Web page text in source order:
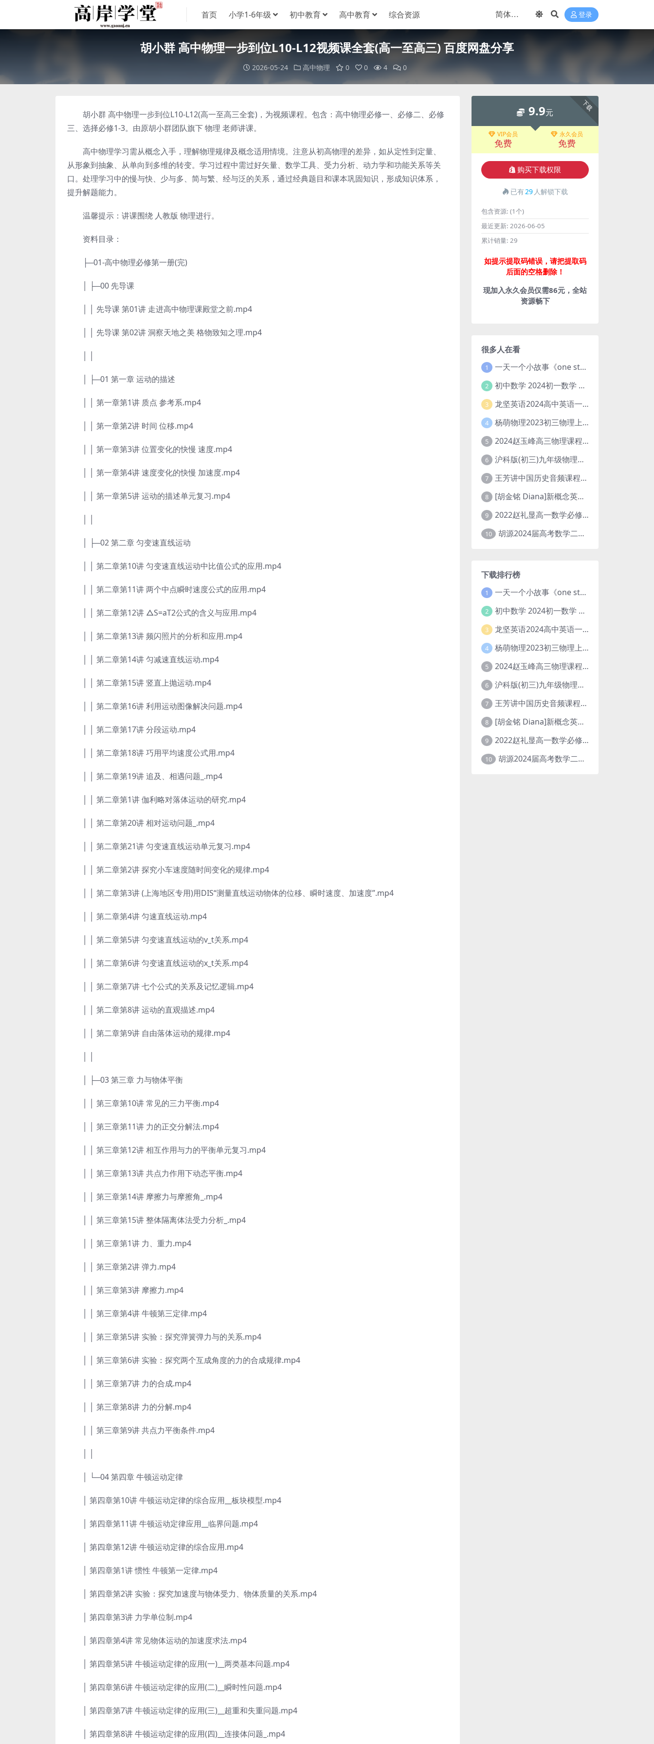
首页 小学1-6年级 初中教育 高中教育 综合资源 登录
胡小群 高中物理一步到位L10-L12视频课全套(高一至高三) 百度网盘分享
2026-05-24 高中物理 0 0 4 0
胡小群 高中物理一步到位L10-L12(高一至高三全套)，为视频课程。包含：高中物理必修一、必修二、必修
三、选择必修1-3。由原胡小群团队旗下 物理 老师讲课。
高中物理学习需从概念入手，理解物理规律及概念适用情境。注意从初高物理的差异，如从定性到定量、
从形象到抽象、从单向到多维的转变。学习过程中需过好矢量、数学工具、受力分析、动力学和功能关系等关
口。处理学习中的慢与快、少与多、简与繁、经与泛的关系，通过经典题目和课本巩固知识，形成知识体系，
提升解题能力。
温馨提示：讲课围绕 人教版 物理进行。
资料目录：
├─01-高中物理必修第一册(完)
│ ├─00 先导课
│ │ 先导课 第01讲 走进高中物理课殿堂之前.mp4
│ │ 先导课 第02讲 洞察天地之美 格物致知之理.mp4
│ ├─01 第一章 运动的描述
│ │ 第一章第1讲 质点 参考系.mp4
│ │ 第一章第2讲 时间 位移.mp4
│ │ 第一章第3讲 位置变化的快慢 速度.mp4
│ │ 第一章第4讲 速度变化的快慢 加速度.mp4
│ │ 第一章第5讲 运动的描述单元复习.mp4
│ ├─02 第二章 匀变速直线运动
│ │ 第二章第10讲 匀变速直线运动中比值公式的应用.mp4
│ │ 第二章第11讲 两个中点瞬时速度公式的应用.mp4
│ │ 第二章第12讲 △S=aT2公式的含义与应用.mp4
│ │ 第二章第13讲 频闪照片的分析和应用.mp4
│ │ 第二章第14讲 匀减速直线运动.mp4
│ │ 第二章第15讲 竖直上抛运动.mp4
│ │ 第二章第16讲 利用运动图像解决问题.mp4
│ │ 第二章第17讲 分段运动.mp4
│ │ 第二章第18讲 巧用平均速度公式用.mp4
│ │ 第二章第19讲 追及、相遇问题_.mp4
│ │ 第二章第1讲 伽利略对落体运动的研究.mp4
│ │ 第二章第20讲 相对运动问题_.mp4
│ │ 第二章第21讲 匀变速直线运动单元复习.mp4
│ │ 第二章第2讲 探究小车速度随时间变化的规律.mp4
│ │ 第二章第3讲 (上海地区专用)用DIS“测量直线运动物体的位移、瞬时速度、加速度”.mp4
│ │ 第二章第4讲 匀速直线运动.mp4
│ │ 第二章第5讲 匀变速直线运动的v_t关系.mp4
│ │ 第二章第6讲 匀变速直线运动的x_t关系.mp4
│ │ 第二章第7讲 七个公式的关系及记忆逻辑.mp4
│ │ 第二章第8讲 运动的直观描述.mp4
│ │ 第二章第9讲 自由落体运动的规律.mp4
│ ├─03 第三章 力与物体平衡
│ │ 第三章第10讲 常见的三力平衡.mp4
│ │ 第三章第11讲 力的正交分解法.mp4
│ │ 第三章第12讲 相互作用与力的平衡单元复习.mp4
│ │ 第三章第13讲 共点力作用下动态平衡.mp4
│ │ 第三章第14讲 摩擦力与摩擦角_.mp4
│ │ 第三章第15讲 整体隔离体法受力分析_.mp4
│ │ 第三章第1讲 力、重力.mp4
│ │ 第三章第2讲 弹力.mp4
│ │ 第三章第3讲 摩擦力.mp4
│ │ 第三章第4讲 牛顿第三定律.mp4
│ │ 第三章第5讲 实验：探究弹簧弹力与的关系.mp4
│ │ 第三章第6讲 实验：探究两个互成角度的力的合成规律.mp4
│ │ 第三章第7讲 力的合成.mp4
│ │ 第三章第8讲 力的分解.mp4
│ │ 第三章第9讲 共点力平衡条件.mp4
│ └─04 第四章 牛顿运动定律
│ 第四章第10讲 牛顿运动定律的综合应用__板块模型.mp4
│ 第四章第11讲 牛顿运动定律应用__临界问题.mp4
│ 第四章第12讲 牛顿运动定律的综合应用.mp4
│ 第四章第1讲 惯性 牛顿第一定律.mp4
│ 第四章第2讲 实验：探究加速度与物体受力、物体质量的关系.mp4
│ 第四章第3讲 力学单位制.mp4
│ 第四章第4讲 常见物体运动的加速度求法.mp4
│ 第四章第5讲 牛顿运动定律的应用(一)__两类基本问题.mp4
│ 第四章第6讲 牛顿运动定律的应用(二)__瞬时性问题.mp4
│ 第四章第7讲 牛顿运动定律的应用(三)__超重和失重问题.mp4
│ 第四章第8讲 牛顿运动定律的应用(四)__连接体问题_.mp4
下载
9.9元
VIP会员
免费
永久会员
免费
购买下载权限
已有29 人解锁下载
包含资源: (1个)
最近更新: 2026-06-05
累计销量: 29
如提示提取码错误，请把提取码
后面的空格删除！
现加入永久会员仅需86元，全站
资源畅下
很多人在看
1 一天一个小故事《one story a day》初中版 百度网盘分享下载
2 初中数学 2024初一数学 朱韬数学 S班春季下 A+班春季下 百度云网盘
3 龙坚英语2024高中英语一轮系统班(全国卷+北京卷)
4 杨萌物理2023初三物理上秋季A+班(视频+讲义) 百度网盘分享
5 2024赵玉峰高三物理课程24年高考物理一轮复习网课教程
6 沪科版(初三)九年级物理全一册网课教学视频全集(录播版 杜春雨 66讲)
7 王芳讲中国历史音频课程全集(上下五千年)
8 [胡金铭 Diana]新概念英语第1册教学视频课程(全集 百度网盘下载)
9 2022赵礼显高一数学必修一课程视频资源(秋季班 含讲义)百度网盘云
10 胡源2024届高考数学二轮寒假春季精讲 百度网盘分享
下载排行榜
1 一天一个小故事《one story a day》初中版 百度网盘分享下载
2 初中数学 2024初一数学 朱韬数学 S班春季下 A+班春季下 百度云网盘
3 龙坚英语2024高中英语一轮系统班(全国卷+北京卷)
4 杨萌物理2023初三物理上秋季A+班(视频+讲义) 百度网盘分享
5 2024赵玉峰高三物理课程24年高考物理一轮复习网课教程
6 沪科版(初三)九年级物理全一册网课教学视频全集(录播版 杜春雨 66讲)
7 王芳讲中国历史音频课程全集(上下五千年)
8 [胡金铭 Diana]新概念英语第1册教学视频课程(全集 百度网盘下载)
9 2022赵礼显高一数学必修一课程视频资源(秋季班 含讲义)百度网盘云
10 胡源2024届高考数学二轮寒假春季精讲 百度网盘分享